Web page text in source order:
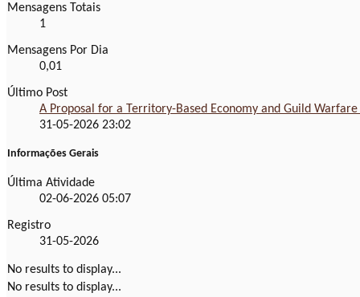
Mensagens Totais
1
Mensagens Por Dia
0,01
Último Post
A Proposal for a Territory-Based Economy and Guild Warfare
31-05-2026 23:02
Informações Gerais
Última Atividade
02-06-2026 05:07
Registro
31-05-2026
No results to display...
No results to display...